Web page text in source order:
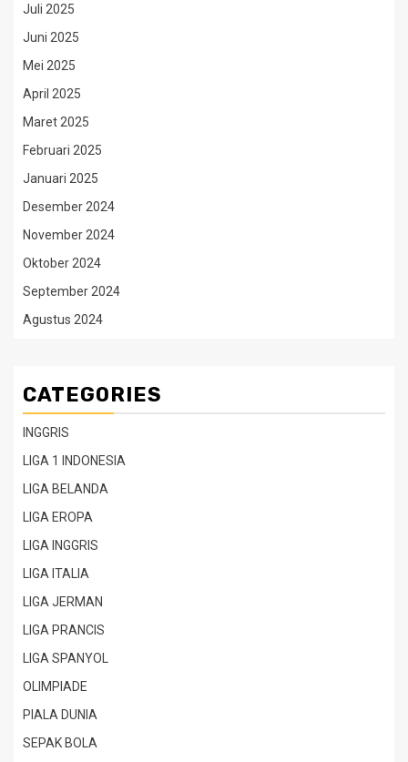
Juli 2025
Juni 2025
Mei 2025
April 2025
Maret 2025
Februari 2025
Januari 2025
Desember 2024
November 2024
Oktober 2024
September 2024
Agustus 2024
CATEGORIES
INGGRIS
LIGA 1 INDONESIA
LIGA BELANDA
LIGA EROPA
LIGA INGGRIS
LIGA ITALIA
LIGA JERMAN
LIGA PRANCIS
LIGA SPANYOL
OLIMPIADE
PIALA DUNIA
SEPAK BOLA